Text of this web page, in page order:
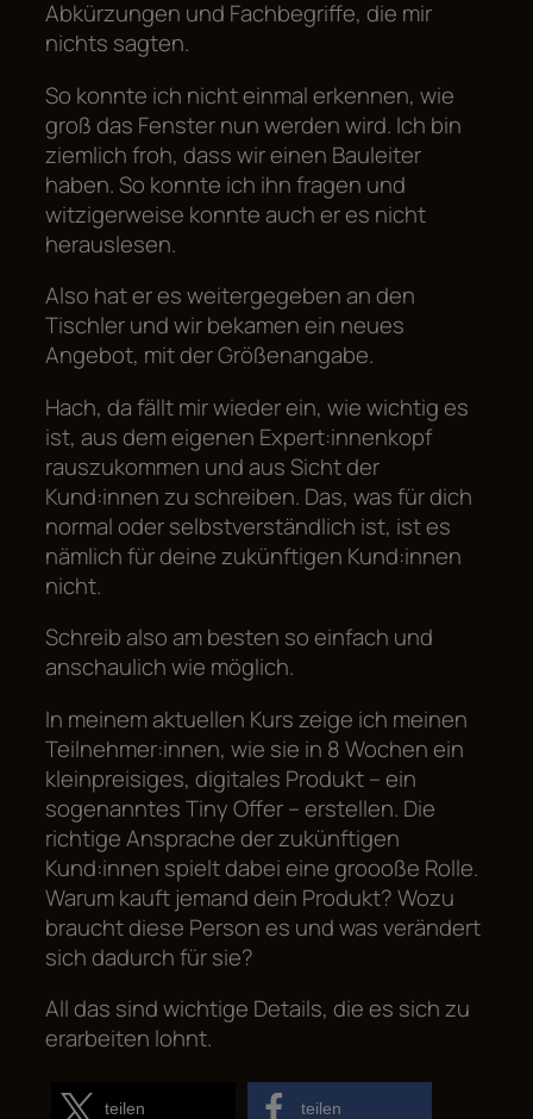
Abkürzungen und Fachbegriffe, die mir
nichts sagten.
So konnte ich nicht einmal erkennen, wie
groß das Fenster nun werden wird. Ich bin
ziemlich froh, dass wir einen Bauleiter
haben. So konnte ich ihn fragen und
witzigerweise konnte auch er es nicht
herauslesen.
Also hat er es weitergegeben an den
Tischler und wir bekamen ein neues
Angebot, mit der Größenangabe.
Hach, da fällt mir wieder ein, wie wichtig es
ist, aus dem eigenen Expert:innenkopf
rauszukommen und aus Sicht der
Kund:innen zu schreiben. Das, was für dich
normal oder selbstverständlich ist, ist es
nämlich für deine zukünftigen Kund:innen
nicht.
Schreib also am besten so einfach und
anschaulich wie möglich.
In meinem aktuellen Kurs zeige ich meinen
Teilnehmer:innen, wie sie in 8 Wochen ein
kleinpreisiges, digitales Produkt – ein
sogenanntes Tiny Offer – erstellen. Die
richtige Ansprache der zukünftigen
Kund:innen spielt dabei eine groooße Rolle.
Warum kauft jemand dein Produkt? Wozu
braucht diese Person es und was verändert
sich dadurch für sie?
All das sind wichtige Details, die es sich zu
erarbeiten lohnt.
teilen teilen